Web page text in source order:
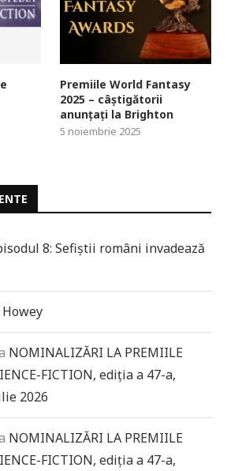
Premiile World Fantasy
2025 – câștigătorii
anunțați la Brighton
5 noiembrie 2025
8: Sefiștii români invadează
NOMINALIZĂRI LA PREMIILE
FICTION, ediția a 47-a,
2026
NOMINALIZĂRI LA PREMIILE
FICTION, ediția a 47-a,